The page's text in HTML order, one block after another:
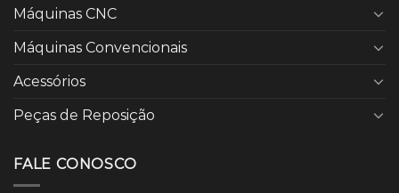
Máquinas CNC
Máquinas Convencionais
Acessórios
Peças de Reposição
FALE CONOSCO